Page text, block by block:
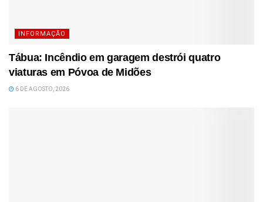
INFORMAÇÃO
Tábua: Incêndio em garagem destrói quatro
viaturas em Póvoa de Midões
6 DE AGOSTO, 2026